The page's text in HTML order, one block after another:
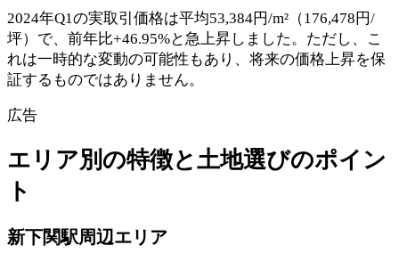
2024年Q1の実取引価格は平均53,384円/m²（176,478円/
坪）で、前年比+46.95%と急上昇しました。ただし、こ
れは一時的な変動の可能性もあり、将来の価格上昇を保
証するものではありません。
広告
エリア別の特徴と土地選びのポイン
ト
新下関駅周辺エリア